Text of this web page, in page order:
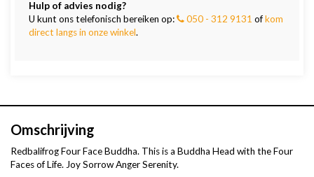
Hulp of advies nodig?
U kunt ons telefonisch bereiken op:
050 - 312 9131 ofkom
direct langs in onze winkel.
Omschrijving
Redbalifrog Four Face Buddha. This is a Buddha Head with the Four
Faces of Life. Joy Sorrow Anger Serenity.